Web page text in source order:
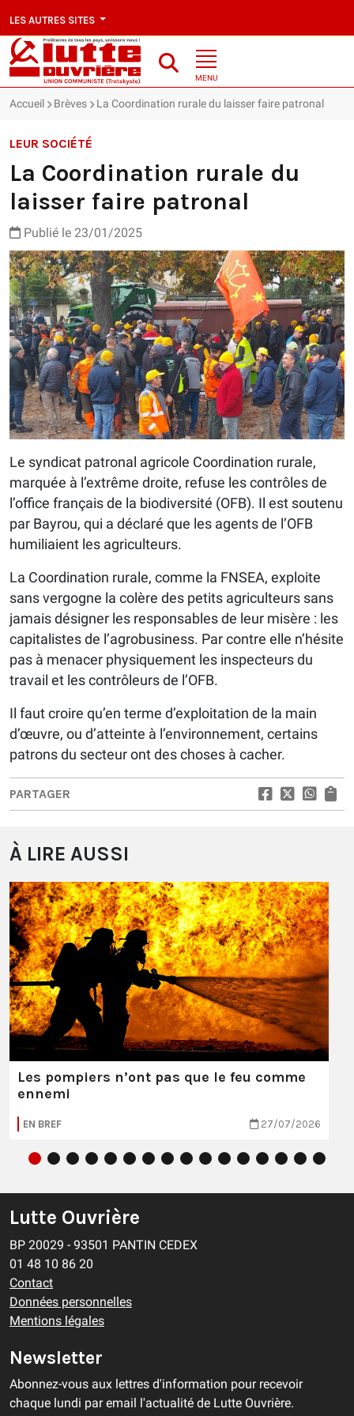
LES AUTRES SITES
MENU
Accueil Brèves La Coordination rurale du laisser faire patronal
LEUR SOCIÉTÉ
La Coordination rurale du
laisser faire patronal
Publié le 23/01/2025
Le syndicat patronal agricole Coordination rurale,
marquée à l’extrême droite, refuse les contrôles de
l’office français de la biodiversité (OFB). Il est soutenu
par Bayrou, qui a déclaré que les agents de l’OFB
humiliaient les agriculteurs.
La Coordination rurale, comme la FNSEA, exploite
sans vergogne la colère des petits agriculteurs sans
jamais désigner les responsables de leur misère : les
capitalistes de l’agrobusiness. Par contre elle n’hésite
pas à menacer physiquement les inspecteurs du
travail et les contrôleurs de l’OFB.
Il faut croire qu’en terme d’exploitation de la main
d’œuvre, ou d’atteinte à l’environnement, certains
patrons du secteur ont des choses à cacher.
PARTAGER
À LIRE AUSSI
Les pompiers n’ont pas que le feu comme
ennemi
EN BREF 27/07/2026
Lutte Ouvrière
BP 20029 - 93501 PANTIN CEDEX
01 48 10 86 20
Contact
Données personnelles
Mentions légales
Newsletter
Abonnez-vous aux lettres d'information pour recevoir
chaque lundi par email l'actualité de Lutte Ouvrière.